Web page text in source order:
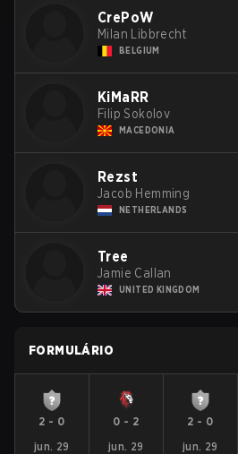
CrePoW
Milan Libbrecht
BELGIUM
KiMaRR
Filip Sokolov
MACEDONIA
Rezst
Jacob Hemming
NETHERLANDS
Tree
Jamie Callan
UNITED KINGDOM
FORMULÁRIO
2 - 0
jun. 29
0 - 2
jun. 29
2 - 0
jun. 29